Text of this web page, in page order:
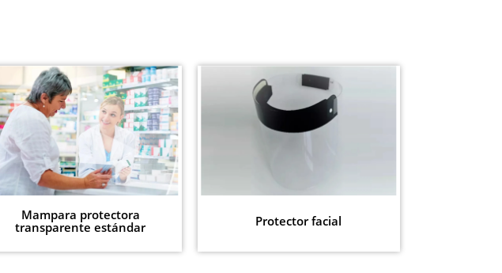
Mampara protectora
transparente estándar
Protector facial